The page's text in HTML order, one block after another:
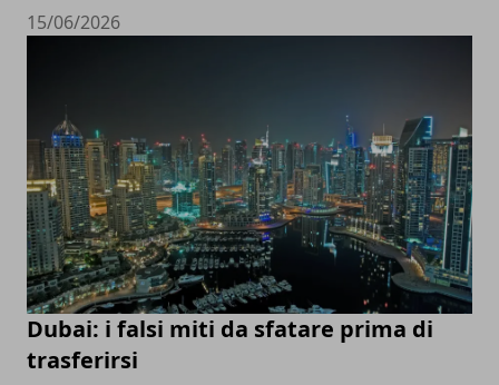
15/06/2026
Dubai: i falsi miti da sfatare prima di
trasferirsi